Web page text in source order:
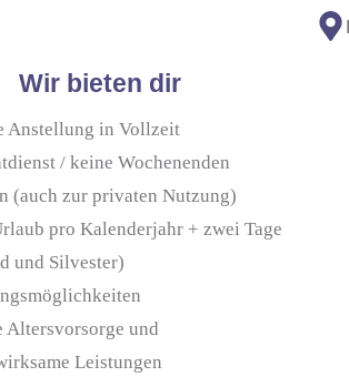
Wir bieten dir
Anstellung in Vollzeit
/ keine Wochenenden
(auch zur privaten Nutzung)
pro Kalenderjahr + zwei Tage
und Silvester)
Altersvorsorge und
Leistungen